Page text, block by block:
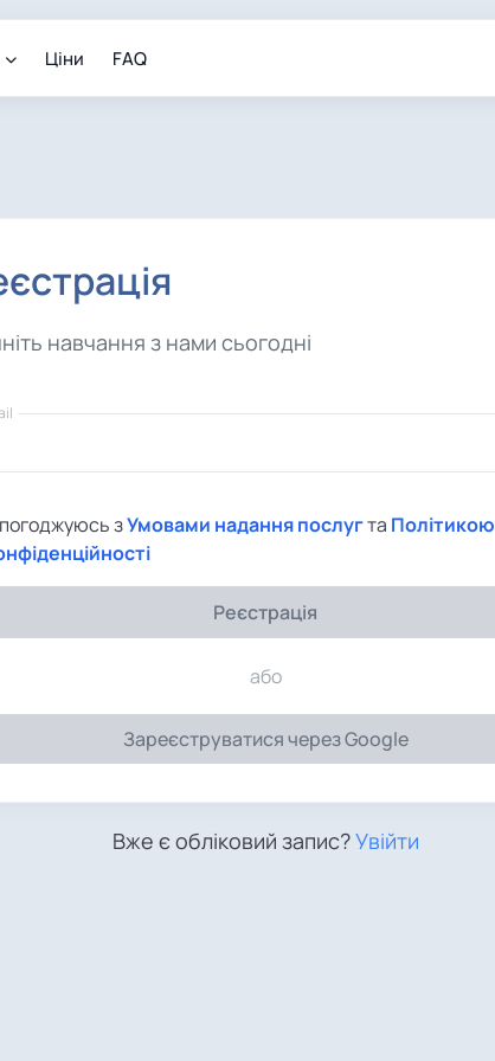
Ціни FAQ
навчання з нами сьогодні
зУмовами надання послугта Політикою
Реєстрація
або
Зареєструватися через Google
Вже є обліковий запис?Увійти